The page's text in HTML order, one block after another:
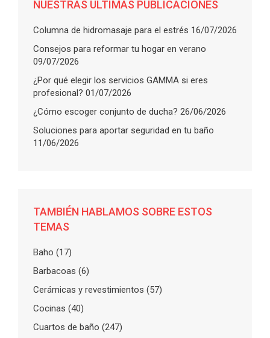
NUESTRAS ÚLTIMAS PUBLICACIONES
Columna de hidromasaje para el estrés 16/07/2026
Consejos para reformar tu hogar en verano
09/07/2026
¿Por qué elegir los servicios GAMMA si eres
profesional? 01/07/2026
¿Cómo escoger conjunto de ducha? 26/06/2026
Soluciones para aportar seguridad en tu baño
11/06/2026
TAMBIÉN HABLAMOS SOBRE ESTOS
TEMAS
Baho (17)
Barbacoas (6)
Cerámicas y revestimientos (57)
Cocinas (40)
Cuartos de baño (247)